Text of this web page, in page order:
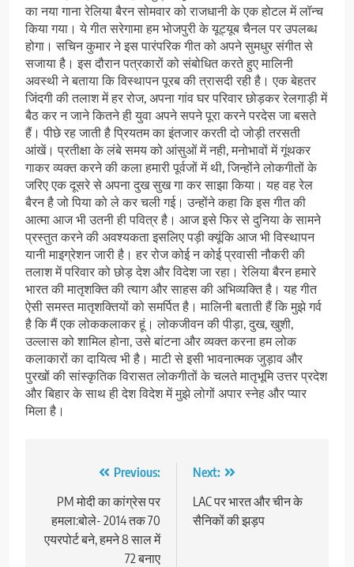
का नया गाना रेलिया बैरन सोमवार को राजधानी के एक होटल में लॉन्च
किया गया। ये गीत सरेगामा हम भोजपुरी के यूट्यूब चैनल पर उपलब्ध
होगा। सचिन कुमार ने इस पारंपरिक गीत को अपने सुमधुर संगीत से
सजाया है। इस दौरान पत्रकारों को संबोधित करते हुए मालिनी
अवस्थी ने बताया कि विस्थापन पूरब की त्रासदी रही है। एक बेहतर
जिंदगी की तलाश में हर रोज, अपना गांव घर परिवार छोड़कर रेलगाड़ी में
बैठ कर न जाने कितने ही युवा अपने सपने पूरा करने परदेस जा बसते
हैं। पीछे रह जाती है प्रियतम का इंतजार करती दो जोड़ी तरसती
आंखें। प्रतीक्षा के लंबे समय को आंसुओं में नही, मनोभावों में गूंथकर
गाकर व्यक्त करने की कला हमारी पूर्वजों में थी, जिन्होंने लोकगीतों के
जरिए एक दूसरे से अपना दुख सुख गा कर साझा किया। यह वह रेल
बैरन है जो पिया को ले कर चली गई। उन्होंने कहा कि इस गीत की
आत्मा आज भी उतनी ही पवित्र है। आज इसे फिर से दुनिया के सामने
प्रस्तुत करने की अवश्यकता इसलिए पड़ी क्यूंकि आज भी विस्थापन
यानी माइग्रेशन जारी है। हर रोज कोई न कोई प्रवासी नौकरी की
तलाश में परिवार को छोड़ देश और विदेश जा रहा। रेलिया बैरन हमारे
भारत की मातृशक्ति की त्याग और साहस की अभिव्यक्ति है। यह गीत
ऐसी समस्त मातृशक्तियों को समर्पित है। मालिनी बताती हैं कि मुझे गर्व
है कि मैं एक लोककलाकर हूं। लोकजीवन की पीड़ा, दुख, खुशी,
उल्लास को शामिल होना, उसे बांटना और व्यक्त करना हम लोक
कलाकारों का दायित्व भी है। माटी से इसी भावनात्मक जुड़ाव और
पुरखों की सांस्कृतिक विरासत लोकगीतों के चलते मातृभूमि उत्तर प्रदेश
और बिहार के साथ ही देश विदेश में मुझे लोगों अपार स्नेह और प्यार
मिला है।
navigation
Previous:
PM मोदी का कांग्रेस पर
हमला:बोले- 2014 तक 70
एयरपोर्ट बने, हमने 8 साल में
72 बनाए
Next:
LAC पर भारत और चीन के
सैनिकों की झड़प